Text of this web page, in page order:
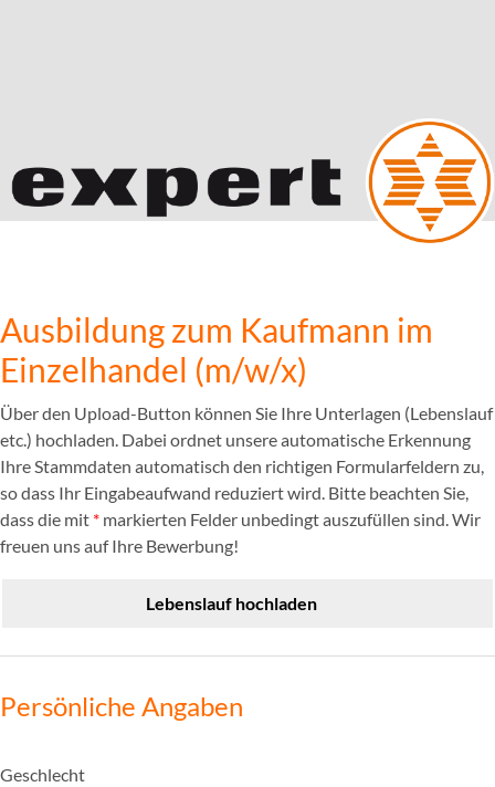
Ausbildung zum Kaufmann im
Einzelhandel (m/w/x)
Über den Upload-Button können Sie Ihre Unterlagen (Lebenslauf
etc.) hochladen. Dabei ordnet unsere automatische Erkennung
Ihre Stammdaten automatisch den richtigen Formularfeldern zu,
so dass Ihr Eingabeaufwand reduziert wird. Bitte beachten Sie,
dass die mit * markierten Felder unbedingt auszufüllen sind. Wir
freuen uns auf Ihre Bewerbung!
Lebenslauf hochladen
Persönliche Angaben
Geschlecht